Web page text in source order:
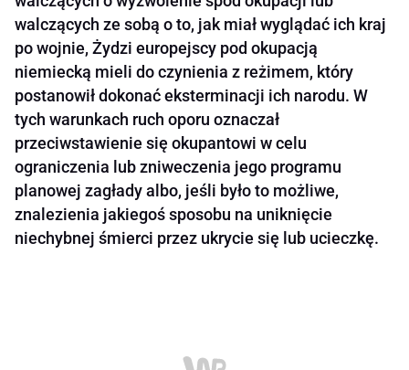
walczących ze sobą o to, jak miał wyglądać ich kraj
po wojnie, Żydzi europejscy pod okupacją
niemiecką mieli do czynienia z reżimem, który
postanowił dokonać eksterminacji ich narodu. W
tych warunkach ruch oporu oznaczał
przeciwstawienie się okupantowi w celu
ograniczenia lub zniweczenia jego programu
planowej zagłady albo, jeśli było to możliwe,
znalezienia jakiegoś sposobu na uniknięcie
niechybnej śmierci przez ukrycie się lub ucieczkę.